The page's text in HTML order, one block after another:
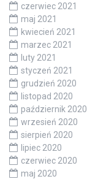
czerwiec 2021
maj 2021
kwiecień 2021
marzec 2021
luty 2021
styczeń 2021
grudzień 2020
listopad 2020
październik 2020
wrzesień 2020
sierpień 2020
lipiec 2020
czerwiec 2020
maj 2020